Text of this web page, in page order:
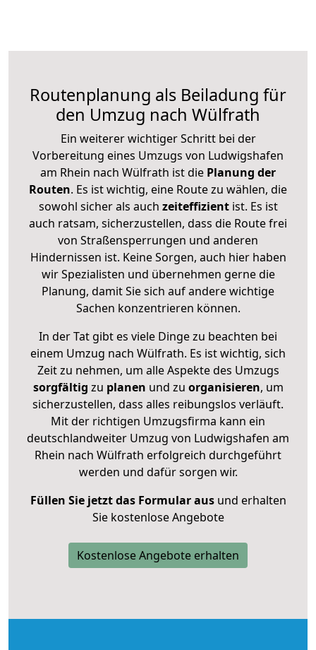
Routenplanung als Beiladung für
den Umzug nach Wülfrath
Ein weiterer wichtiger Schritt bei der
Vorbereitung eines Umzugs von Ludwigshafen
am Rhein nach Wülfrath ist die Planung der
Routen. Es ist wichtig, eine Route zu wählen, die
sowohl sicher als auch zeiteffizientist. Es ist
auch ratsam, sicherzustellen, dass die Route frei
von Straßensperrungen und anderen
Hindernissen ist. Keine Sorgen, auch hier haben
wir Spezialisten und übernehmen gerne die
Planung, damit Sie sich auf andere wichtige
Sachen konzentrieren können.
In der Tat gibt es viele Dinge zu beachten bei
einem Umzug nach Wülfrath. Es ist wichtig, sich
Zeit zu nehmen, um alle Aspekte des Umzugs
sorgfältig zu planen und zu organisieren, um
sicherzustellen, dass alles reibungslos verläuft.
Mit der richtigen Umzugsfirma kann ein
deutschlandweiter Umzug von Ludwigshafen am
Rhein nach Wülfrath erfolgreich durchgeführt
werden und dafür sorgen wir.
Füllen Sie jetzt das Formular ausund erhalten
Sie kostenlose Angebote
Kostenlose Angebote erhalten